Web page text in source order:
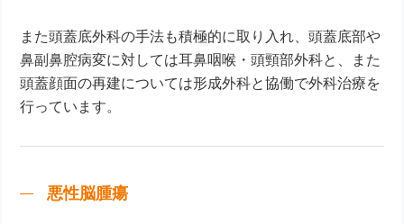
また頭蓋底外科の手法も積極的に取り入れ、頭蓋底部や
鼻副鼻腔病変に対しては耳鼻咽喉・頭頸部外科と、また
頭蓋顔面の再建については形成外科と協働で外科治療を
行っています。
悪性脳腫瘍